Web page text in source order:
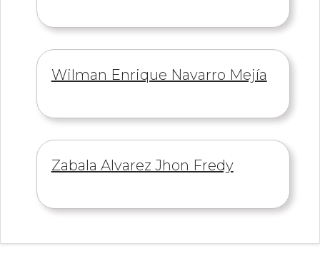
Información
Wilman Enrique Navarro Mejía
Información
Zabala Alvarez Jhon Fredy